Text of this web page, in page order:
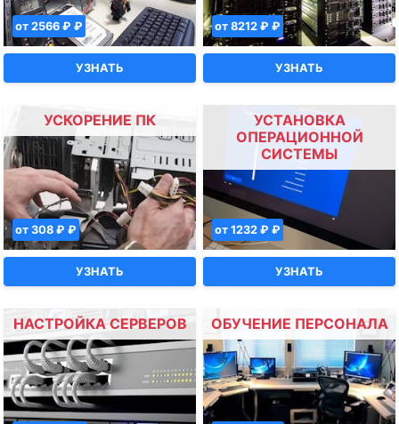
от 2566 ₽ ₽
УЗНАТЬ
от 8212 ₽ ₽
УЗНАТЬ
УСКОРЕНИЕ ПК
от 308 ₽ ₽
УЗНАТЬ
УСТАНОВКА
ОПЕРАЦИОННОЙ
СИСТЕМЫ
от 1232 ₽ ₽
УЗНАТЬ
НАСТРОЙКА СЕРВЕРОВ ОБУЧЕНИЕ ПЕРСОНАЛА